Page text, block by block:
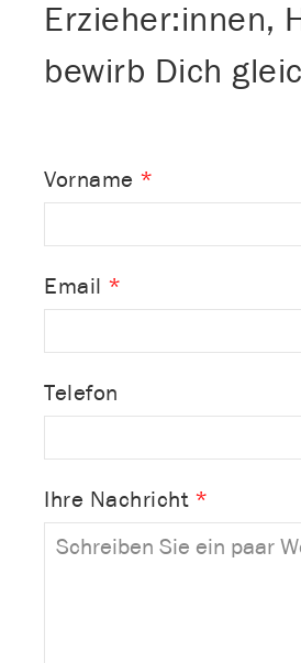
Erzieher:innen,
bewirb Dich
Vorname
Email
Telefon
Ihre Nachricht